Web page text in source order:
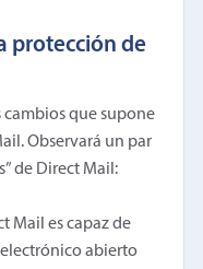
protección de
cambios que supone
Observará un par
de Direct Mail:
Mail es capaz de
abierto